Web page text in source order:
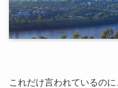
これだけ言われているのに